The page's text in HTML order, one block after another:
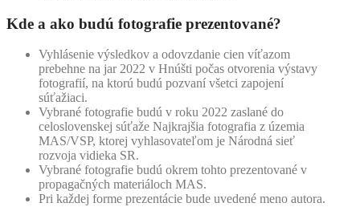
Kde a ako budú fotografie prezentované?
Vyhlásenie výsledkov a odovzdanie cien víťazom
prebehne na jar 2022 v Hnúšti počas otvorenia výstavy
fotografií, na ktorú budú pozvaní všetci zapojení
súťažiaci.
Vybrané fotografie budú v roku 2022 zaslané do
celoslovenskej súťaže Najkrajšia fotografia z územia
MAS/VSP, ktorej vyhlasovateľom je Národná sieť
rozvoja vidieka SR.
Vybrané fotografie budú okrem tohto prezentované v
propagačných materiáloch MAS.
Pri každej forme prezentácie bude uvedené meno autora.